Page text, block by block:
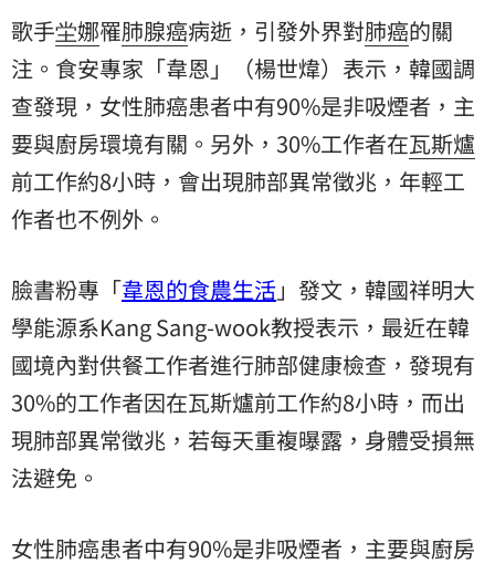
歌手坣娜罹肺腺癌病逝，引發外界對肺癌的關
注。食安專家「韋恩」（楊世煒）表示，韓國調
查發現，女性肺癌患者中有90%是非吸煙者，主
要與廚房環境有關。另外，30%工作者在瓦斯爐
前工作約8小時，會出現肺部異常徵兆，年輕工
作者也不例外。
臉書粉專「韋恩的食農生活」發文，韓國祥明大
學能源系Kang Sang-wook教授表示，最近在韓
國境內對供餐工作者進行肺部健康檢查，發現有
30%的工作者因在瓦斯爐前工作約8小時，而出
現肺部異常徵兆，若每天重複曝露，身體受損無
法避免。
女性肺癌患者中有90%是非吸煙者，主要與廚房